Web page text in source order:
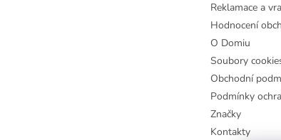
Reklamace a
Hodnocení
O Domiu
Soubory
Obchodní
Podmínky
Značky
Kontakty